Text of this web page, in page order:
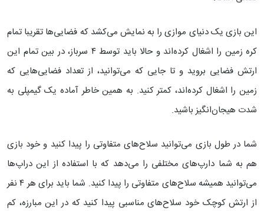
این بازی یک دنیای موازی را به نمایش می‌کشد که فضایی‌ها تقریبا تمام
کره زمین را اشغال کرده‌اند و حالا باید توسط ۴ سرباز، در بین تمام این
ارتش فضایی بروید و تا جایی که می‌توانید، از تعداد فضایی‌هایی که
زمین را اشغال کرده‌اند، کمتر کنید. به همین خاطر آماده یک گیمپلی به
شدت هیجان‌انگیز باشید.
شما در طول بازی می‌توانید سلاح‌های متفاوتی را پیدا کنید و خود بازی
هم به شما دارپ‌های مختلفی را می‌دهد که با استفاده از این دراپ‌ها
می‌توانید همیشه سلاح‌های متفاوتی را پیدا کنید. شما باید برای هر ۴ نفر
از ارتش کوچک خود سلاح‌های مناسبی پیدا کنید که در این مبارزه، کم